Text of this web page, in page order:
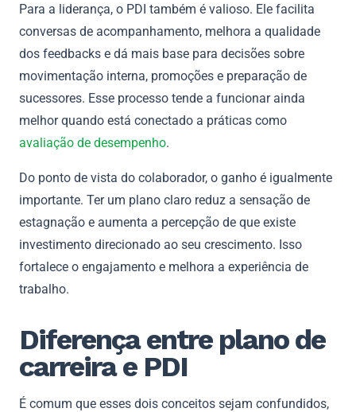
Para a liderança, o PDI também é valioso. Ele facilita
conversas de acompanhamento, melhora a qualidade
dos feedbacks e dá mais base para decisões sobre
movimentação interna, promoções e preparação de
sucessores. Esse processo tende a funcionar ainda
melhor quando está conectado a práticas como
avaliação de desempenho.
Do ponto de vista do colaborador, o ganho é igualmente
importante. Ter um plano claro reduz a sensação de
estagnação e aumenta a percepção de que existe
investimento direcionado ao seu crescimento. Isso
fortalece o engajamento e melhora a experiência de
trabalho.
Diferença entre plano de
carreira e PDI
É comum que esses dois conceitos sejam confundidos,